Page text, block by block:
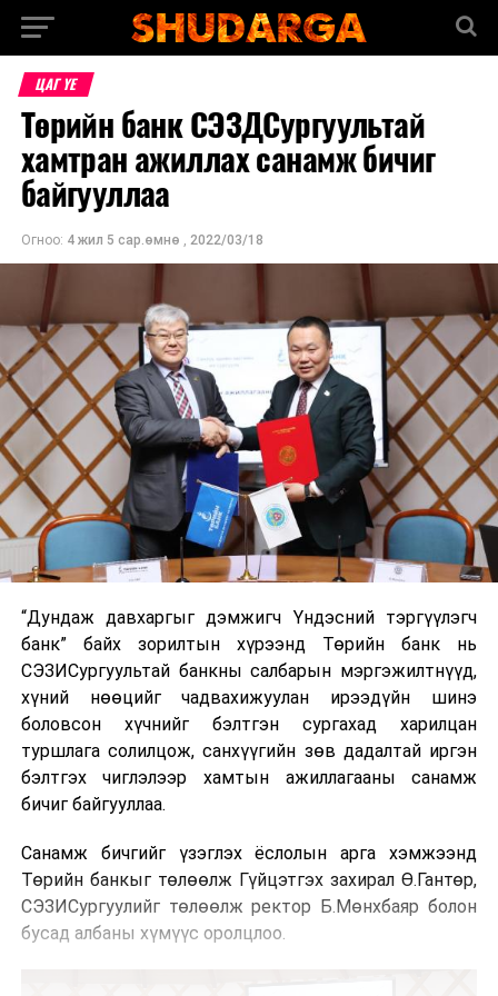
ЦАГ ҮЕ
Төрийн банк СЭЗДСургуультай
хамтран ажиллах санамж бичиг
байгууллаа
Огноо: 4 жил 5 сар.өмнө , 2022/03/18
“Дундаж давхаргыг дэмжигч Үндэсний тэргүүлэгч
банк” байх зорилтын хүрээнд Төрийн банк нь
СЭЗИСургуультай банкны салбарын мэргэжилтнүүд,
хүний нөөцийг чадвахижуулан ирээдүйн шинэ
боловсон хүчнийг бэлтгэн сургахад харилцан
туршлага солилцож, санхүүгийн зөв дадалтай иргэн
бэлтгэх чиглэлээр хамтын ажиллагааны санамж
бичиг байгууллаа.
Санамж бичгийг үзэглэх ёслолын арга хэмжээнд
Төрийн банкыг төлөөлж Гүйцэтгэх захирал Ө.Гантөр,
СЭЗИСургуулийг төлөөлж ректор Б.Мөнхбаяр болон
бусад албаны хүмүүс оролцлоо.